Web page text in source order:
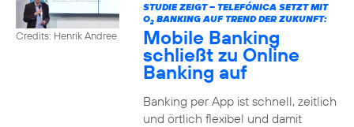
Credits: Henrik Andree
STUDIE ZEIGT – TELEFÓNICA SETZT MIT
O2BANKING AUF TREND DER ZUKUNFT:
Mobile Banking
schließt zu Online
Banking auf
Banking per App ist schnell, zeitlich
und örtlich flexibel und damit